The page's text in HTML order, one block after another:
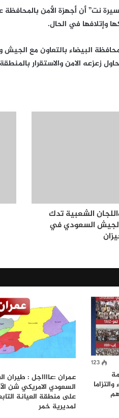
نت” أن أجهزة الأمن
وإتلافها في الحال.
البيضاء بالتعاون مع
زعزعه الامن والاستقرار
الشعبية تدك
السعودي في
123
عمران :عااااجل : طيران
السعودي الامريكي شن
على منطقة العيانة
لمديرية خمر